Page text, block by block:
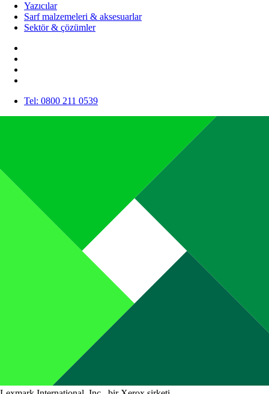
Yazıcılar
Sarf malzemeleri & aksesuarlar
Sektör & çözümler
Tel: 0800 211 0539